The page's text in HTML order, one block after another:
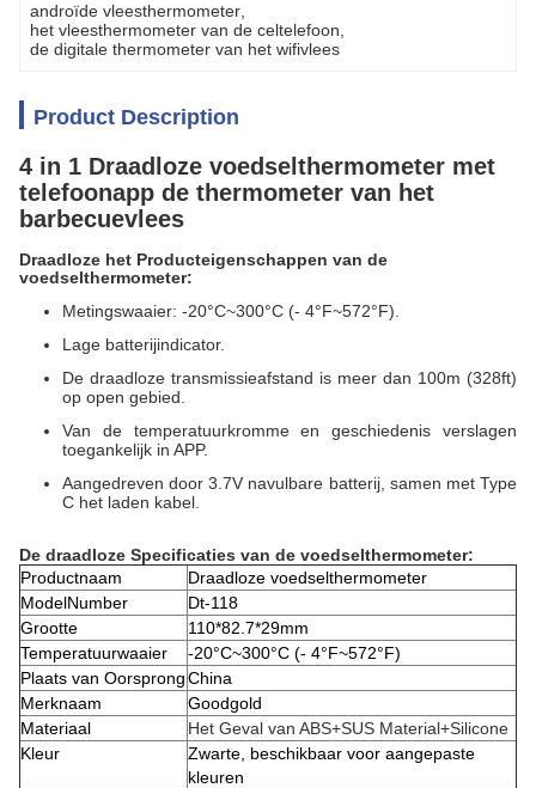
androïde vleesthermometer
het vleesthermometer van de celtelefoon
de digitale thermometer van het wifivlees
Product Description
4 in 1 Draadloze voedselthermometer met
telefoonapp de thermometer van het
barbecuevlees
Draadloze het Producteigenschappen van de
voedselthermometer:
Metingswaaier: -20°C~300°C (- 4°F~572°F).
Lage batterijindicator.
De draadloze transmissieafstand is meer dan 100m (328ft)
op open gebied.
Van de temperatuurkromme en geschiedenis verslagen
toegankelijk in APP.
Aangedreven door 3.7V navulbare batterij, samen met Type
C het laden kabel.
De draadloze Specificaties van de voedselthermometer:
Productnaam
Draadloze voedselthermometer
ModelNumber
Dt-118
Grootte
110*82.7*29mm
Temperatuurwaaier
-20°C~300°C (- 4°F~572°F)
Plaats van OorsprongChina
Merknaam
Goodgold
Materiaal
Het Geval van ABS+SUS Material+Silicone
Kleur
Zwarte, beschikbaar voor aangepaste
kleuren